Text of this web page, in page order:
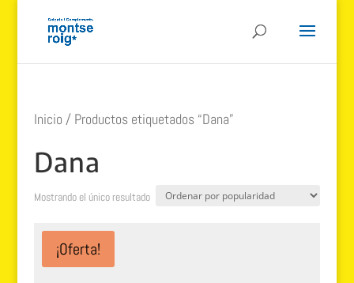
Inicio / Productos etiquetados “Dana”
Dana
Mostrando el único resultado
¡Oferta!